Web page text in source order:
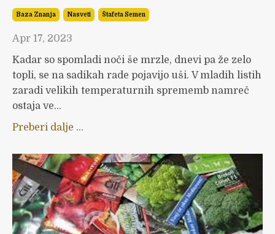
Baza Znanja Nasveti Štafeta Semen
Apr 17, 2023
Kadar so spomladi noči še mrzle, dnevi pa že zelo
topli, se na sadikah rade pojavijo uši. V mladih listih
zaradi velikih temperaturnih sprememb namreč
ostaja ve...
Preberi dalje ...